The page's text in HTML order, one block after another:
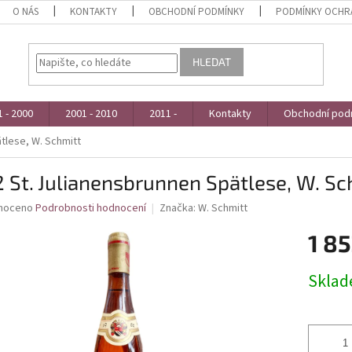
O NÁS KONTAKTY OBCHODNÍ PODMÍNKY PODMÍNKY
HLEDAT
- 2000 2001 - 2010 2011 - Kontakty Obchodní
W. Schmitt
St. Julianensbrunnen Spätlese, W.
Podrobnosti hodnocení Značka: W. Schmitt
1
cena: